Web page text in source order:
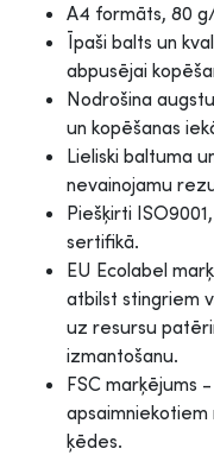
A4 formāts, 80
Īpaši balts un
abpusējai
Nodrošina
un kopēšanas
Lieliski baltuma
nevainojamu
Piešķirti
sertifikā.
EU Ecolabel
atbilst stingriem
uz resursu
izmantošanu.
FSC marķējums
ķēdes.